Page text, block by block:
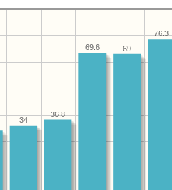
76.3
69
69.6
36.8
34